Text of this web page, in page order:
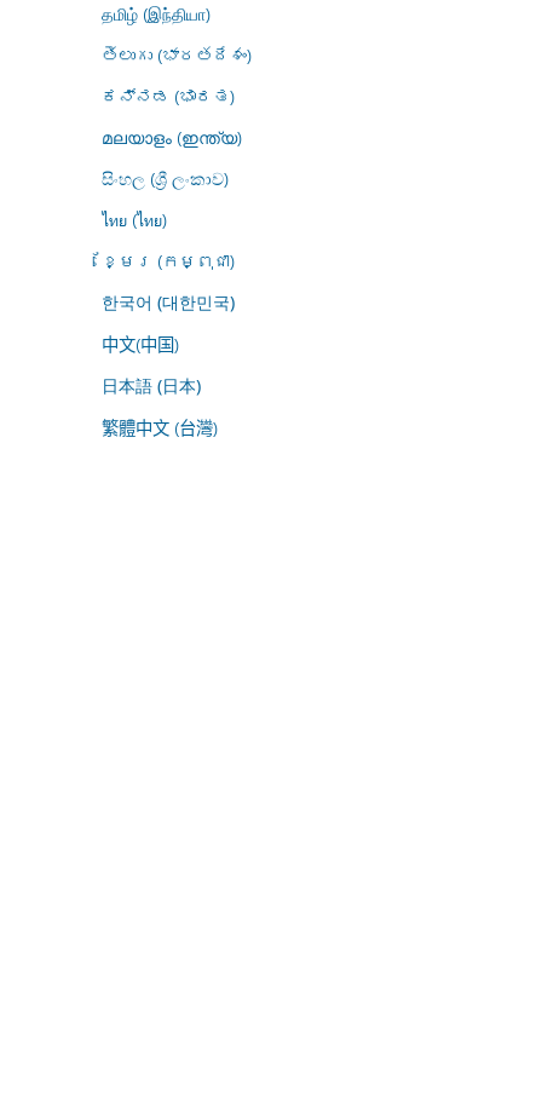
தமிழ் (இந்தியா)
తెలుగు (భారతదేశం)
ಕನ್ನಡ (ಭಾರತ)
മലയാളം (ഇന്ത്യ)
සිංහල (ශ්‍රී ලංකාව)
ไทย (ไทย)
ខ្មែរ (កម្ពុជា)
한국어 (대한민국)
中文(中国)
日本語 (日本)
繁體中文 (台灣)